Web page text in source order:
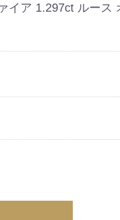
イア 1.297ct ルース